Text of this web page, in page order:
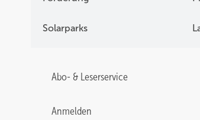
Solarparks
Abo- & Leserservice
Anmelden